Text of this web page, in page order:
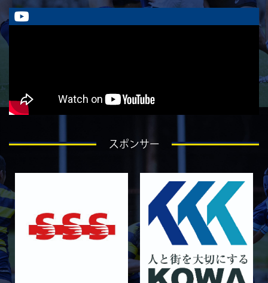
5月3日 筑波大学
2025/12/12
GALLERY
12月13日 大阪体育大学
GALLERY
11月30日 同志社大学
スポンサー